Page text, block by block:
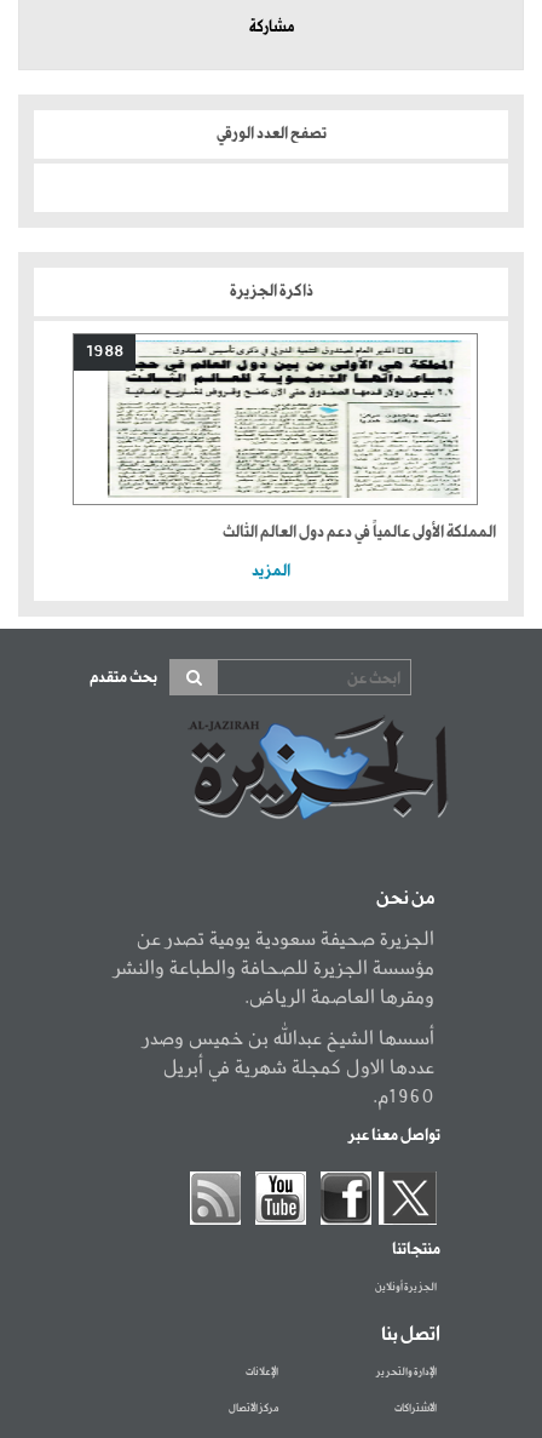
مشاركة
تصفح العدد الورقي
ذاكرة الجزيرة
1988
المملكة الأولى عالمياً في دعم دول العالم الثالث
المزيد
بحث متقدم
من نحن
الجزيرة صحيفة سعودية يومية تصدر عن
مؤسسة الجزيرة للصحافة والطباعة والنشر
ومقرها العاصمة الرياض.
أسسها الشيخ عبدالله بن خميس وصدر
عددها الاول كمجلة شهرية في أبريل
1960م.
تواصل معنا عبر
منتجاتنا
الجزيرة أونلاين
اتصل بنا
الإدارة والتحرير الإعلانات
الاشتراكات مركز الاتصال